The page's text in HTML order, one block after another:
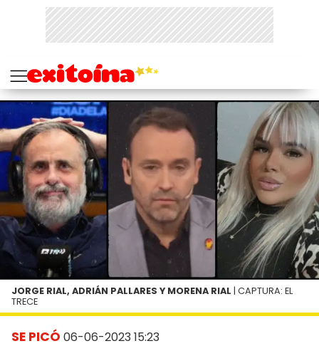
SE PICÓ 06-06-2023 15:23
JORGE RIAL, ADRIÁN PALLARES Y MORENA RIAL | CAPTURA: EL
TRECE